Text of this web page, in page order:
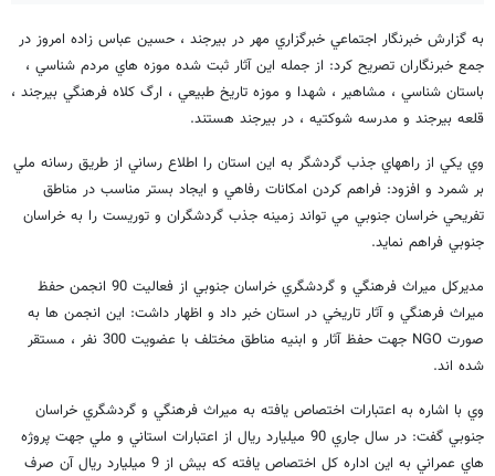
به گزارش خبرنگار اجتماعي خبرگزاري مهر در بيرجند ، حسين عباس زاده امروز در
جمع خبرنگاران تصريح كرد: از جمله اين آثار ثبت شده موزه هاي مردم شناسي ،
باستان شناسي ، مشاهير ، شهدا و موزه تاريخ طبيعي ، ارگ كلاه فرهنگي بيرجند ،
قلعه بيرجند و مدرسه شوكتيه ، در بيرجند هستند.
وي يكي از راههاي جذب گردشگر به اين استان را اطلاع رساني از طريق رسانه ملي
بر شمرد و افزود: فراهم كردن امكانات رفاهي و ايجاد بستر مناسب در مناطق
تفريحي خراسان جنوبي مي تواند زمينه جذب گردشگران و توريست را به خراسان
جنوبي فراهم نمايد.
مديركل ميراث فرهنگي و گردشگري خراسان جنوبي از فعاليت 90 انجمن حفظ
ميراث فرهنگي و آثار تاريخي در استان خبر داد و اظهار داشت: اين انجمن ها به
صورت NGO جهت حفظ آثار و ابنيه مناطق مختلف با عضويت 300 نفر ، مستقر
شده اند.
وي با اشاره به اعتبارات اختصاص يافته به ميراث فرهنگي و گردشگري خراسان
جنوبي گفت: در سال جاري 90 ميليارد ريال از اعتبارات استاني و ملي جهت پروژه
هاي عمراني به اين اداره كل اختصاص يافته كه بيش از 9 ميليارد ريال آن صرف